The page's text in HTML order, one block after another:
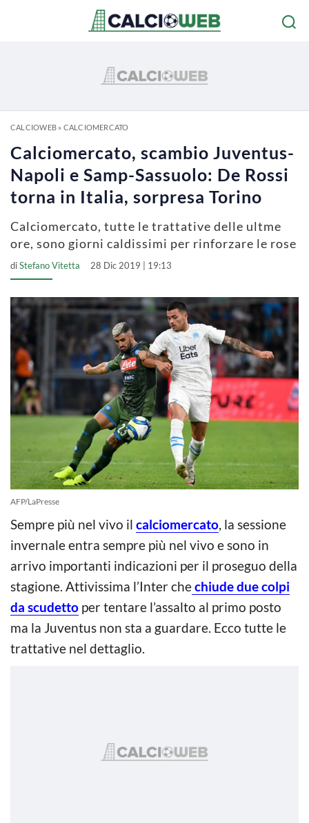
CALCIOWEB» CALCIOMERCATO
Calciomercato, scambio Juventus-
Napoli e Samp-Sassuolo: De Rossi
torna in Italia, sorpresa Torino
Calciomercato, tutte le trattative delle ultme
ore, sono giorni caldissimi per rinforzare le rose
diStefano Vitetta 28 Dic 2019 | 19:13
AFP/LaPresse
Sempre più nel vivo il calciomercato, la sessione
invernale entra sempre più nel vivo e sono in
arrivo importanti indicazioni per il proseguo della
stagione. Attivissima l’Inter chechiude due colpi
da scudetto per tentare l’assalto al primo posto
ma la Juventus non sta a guardare. Ecco tutte le
trattative nel dettaglio.